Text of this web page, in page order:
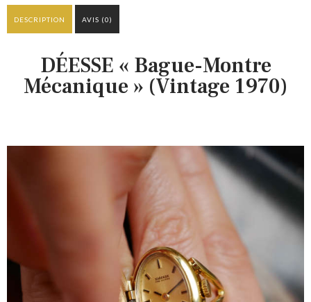
DESCRIPTION AVIS (0)
DÉESSE « Bague-Montre
Mécanique » (Vintage 1970)